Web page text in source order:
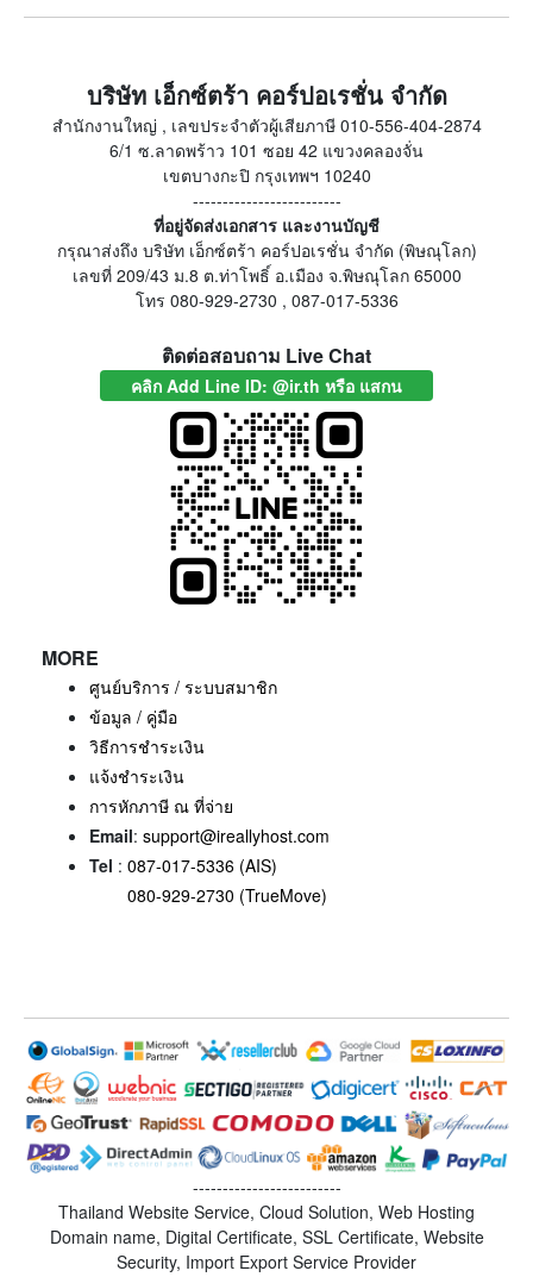
บริษัท เอ็กซ์ตร้า คอร์ปอเรชั่น จำกัด
สำนักงานใหญ่ , เลขประจำตัวผู้เสียภาษี 010-556-404-2874
6/1 ซ.ลาดพร้าว 101 ซอย 42 แขวงคลองจั่น
เขตบางกะปิ กรุงเทพฯ 10240
-------------------------
ที่อยู่จัดส่งเอกสาร และงานบัญชี
กรุณาส่งถึง บริษัท เอ็กซ์ตร้า คอร์ปอเรชั่น จำกัด (พิษณุโลก)
เลขที่ 209/43 ม.8 ต.ท่าโพธิ์ อ.เมือง จ.พิษณุโลก 65000
โทร 080-929-2730 , 087-017-5336
ติดต่อสอบถาม Live Chat
คลิก Add Line ID: @ir.th หรือ แสกน
MORE
ศูนย์บริการ / ระบบสมาชิก
ข้อมูล / คู่มือ
วิธีการชำระเงิน
แจ้งชำระเงิน
การหักภาษี ณ ที่จ่าย
Email: support@ireallyhost.com
Tel : 087-017-5336 (AIS)
080-929-2730 (TrueMove)
-------------------------
Thailand Website Service, Cloud Solution, Web Hosting
Domain name, Digital Certificate, SSL Certificate, Website
Security, Import Export Service Provider